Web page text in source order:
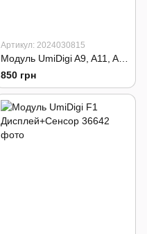
Артикул: 2024030815
850 грн